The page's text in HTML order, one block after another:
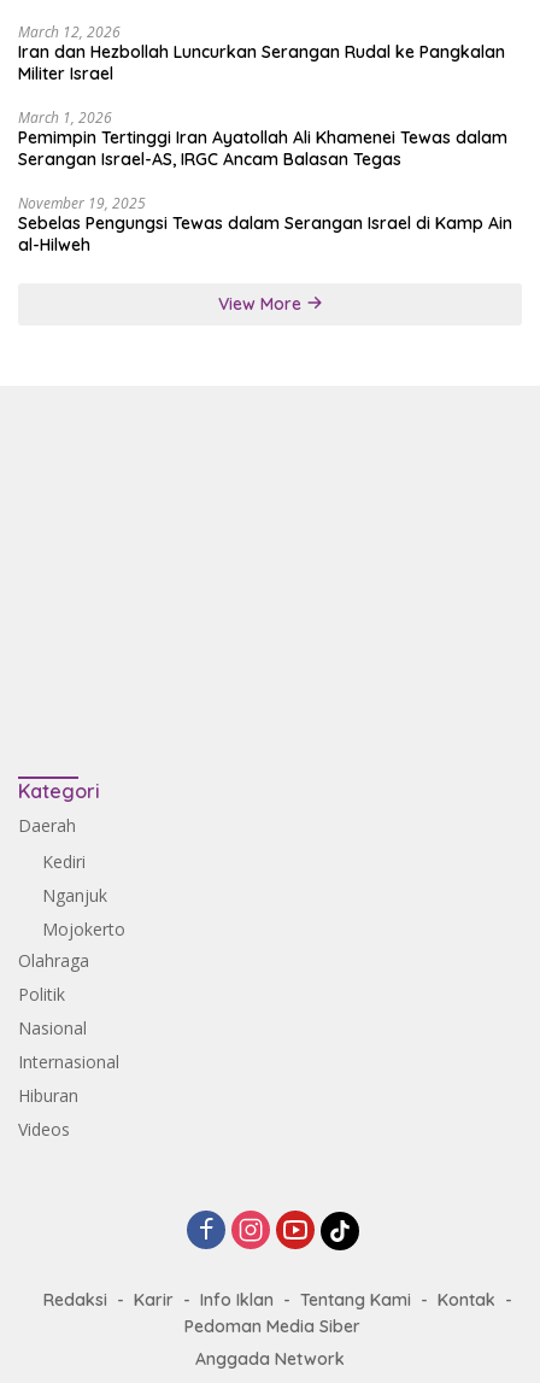
March 12, 2026
Iran dan Hezbollah Luncurkan Serangan Rudal ke Pangkalan
Militer Israel
March 1, 2026
Pemimpin Tertinggi Iran Ayatollah Ali Khamenei Tewas dalam
Serangan Israel-AS, IRGC Ancam Balasan Tegas
November 19, 2025
Sebelas Pengungsi Tewas dalam Serangan Israel di Kamp Ain
al-Hilweh
View More
Kategori
Daerah
Kediri
Nganjuk
Mojokerto
Olahraga
Politik
Nasional
Internasional
Hiburan
Videos
Redaksi Karir Info Iklan Tentang Kami
Kontak
Pedoman Media Siber
Anggada Network